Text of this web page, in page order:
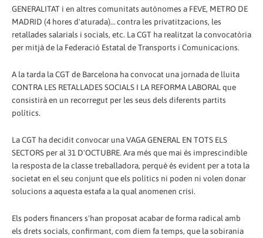
GENERALITAT i en altres comunitats autònomes a FEVE, METRO DE
MADRID (4 hores d'aturada)… contra les privatitzacions, les
retallades salarials i socials, etc. La CGT ha realitzat la convocatòria
per mitjà de la Federació Estatal de Transports i Comunicacions.
A la tarda la CGT de Barcelona ha convocat una jornada de lluita
CONTRA LES RETALLADES SOCIALS I LA REFORMA LABORAL que
consistirà en un recorregut per les seus dels diferents partits
polítics.
La CGT ha decidit convocar una VAGA GENERAL EN TOTS ELS
SECTORS per al 31 D'OCTUBRE. Ara més que mai és imprescindible
la resposta de la classe treballadora, perquè és evident per a tota la
societat en el seu conjunt que els polítics ni poden ni volen donar
solucions a aquesta estafa a la qual anomenen crisi.
Els poders financers s'han proposat acabar de forma radical amb
els drets socials, confirmant, com diem fa temps, que la sobirania